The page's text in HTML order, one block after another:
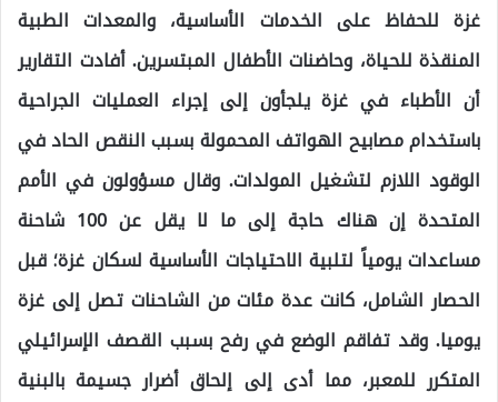
غزة للحفاظ على الخدمات الأساسية، والمعدات الطبية
المنقذة للحياة، وحاضنات الأطفال المبتسرين. أفادت التقارير
أن الأطباء في غزة يلجأون إلى إجراء العمليات الجراحية
باستخدام مصابيح الهواتف المحمولة بسبب النقص الحاد في
الوقود اللازم لتشغيل المولدات. وقال مسؤولون في الأمم
المتحدة إن هناك حاجة إلى ما لا يقل عن 100 شاحنة
مساعدات يومياً لتلبية الاحتياجات الأساسية لسكان غزة؛ قبل
الحصار الشامل، كانت عدة مئات من الشاحنات تصل إلى غزة
يوميا. وقد تفاقم الوضع في رفح بسبب القصف الإسرائيلي
المتكرر للمعبر، مما أدى إلى إلحاق أضرار جسيمة بالبنية